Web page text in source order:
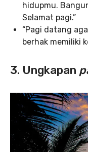
hidupmu.
Selamat pagi.”
“Pagi datang
berhak memiliki
3. Ungkapan